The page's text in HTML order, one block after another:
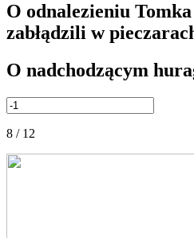
O odnalezieniu
zabłądzili w
O nadchodzącym
8 / 12